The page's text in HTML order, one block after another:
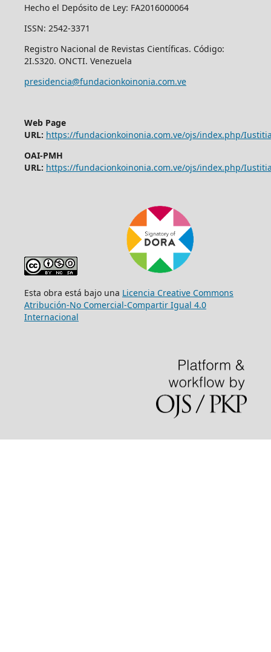
Hecho el Depósito de Ley: FA2016000064
ISSN: 2542-3371
Registro Nacional de Revistas Científicas. Código:
2I.S320. ONCTI. Venezuela
presidencia@fundacionkoinonia.com.ve
Web Page
URL: https://fundacionkoinonia.com.ve/ojs/index.php/
OAI-PMH
URL: https://fundacionkoinonia.com.ve/ojs/index.php/
Esta obra está bajo una Licencia Creative Commons
Atribución-No Comercial-Compartir Igual 4.0
Internacional